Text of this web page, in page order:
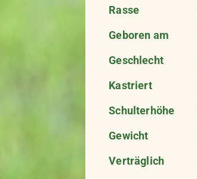
Rasse
Geboren am
Geschlecht
Kastriert
Schulterhöhe
Gewicht
Verträglich